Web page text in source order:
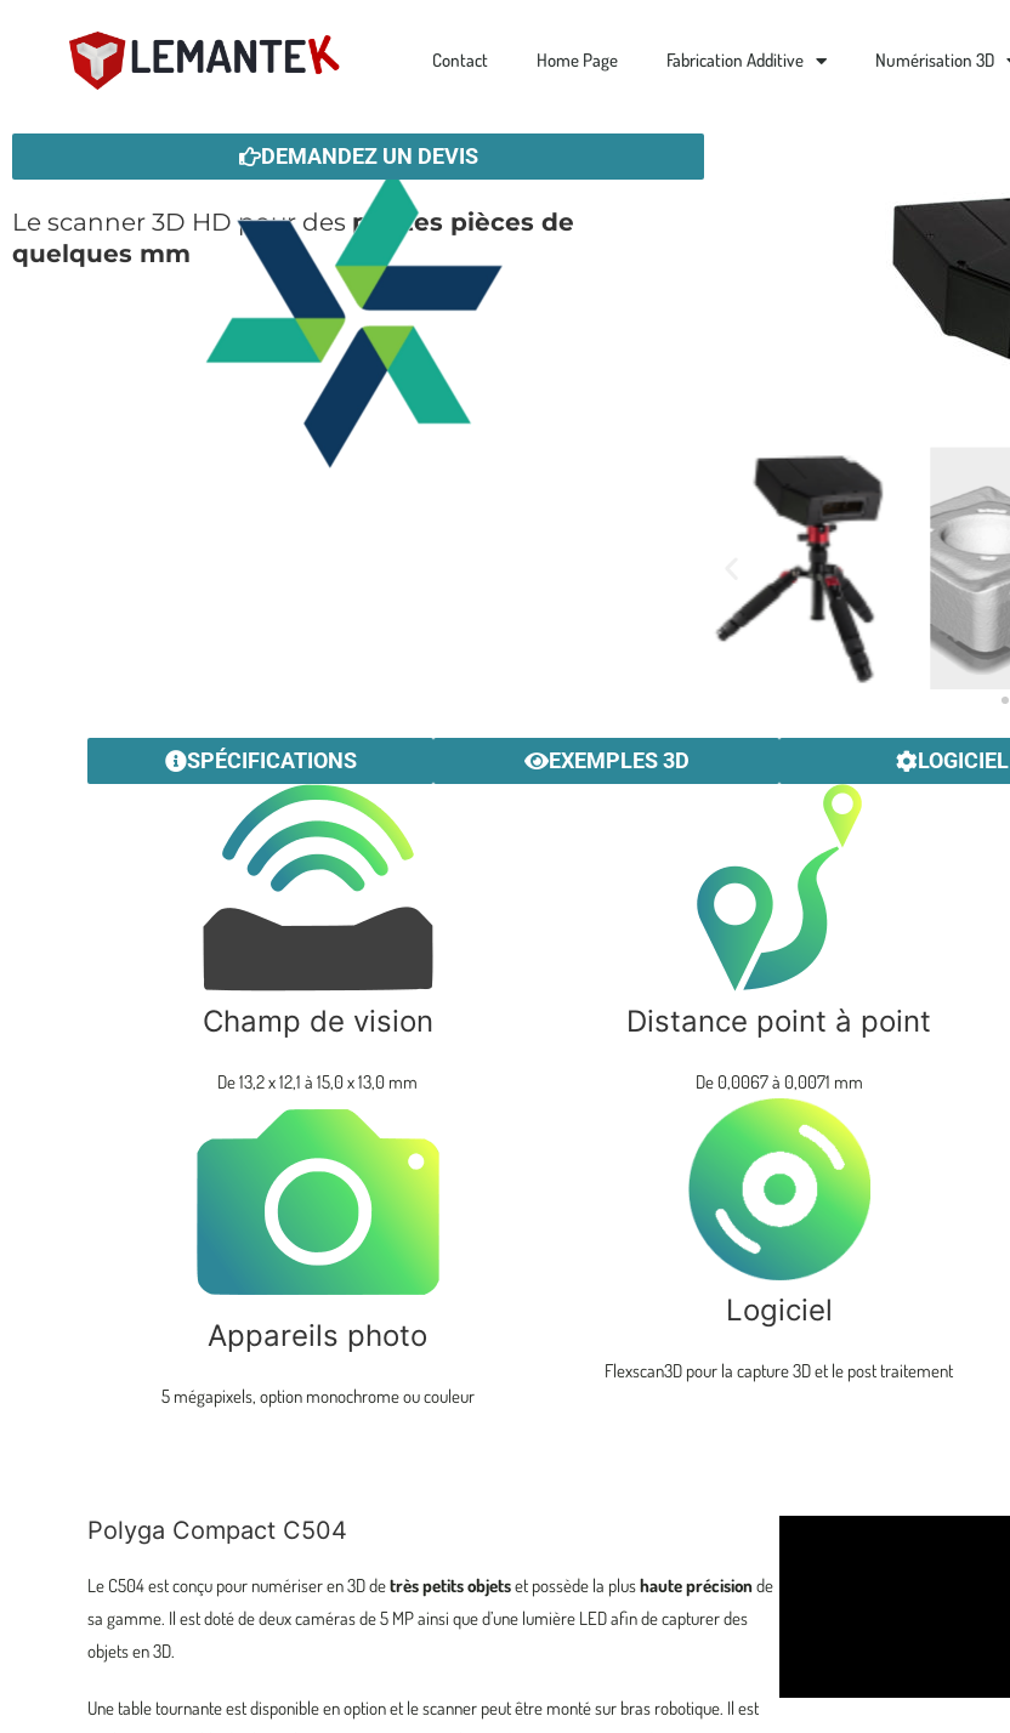
Contact Home Page Fabrication Additive Numérisation 3D
Compact C504
Le scanner 3D HD pour des petites pièces de
quelques mm
DEMANDEZ UN DEVIS
SPÉCIFICATIONS EXEMPLES 3D LOGICIEL
Champ de vision
De 13,2 x 12,1 à 15,0 x 13,0 mm
Distance point à point
De 0,0067 à 0,0071 mm
Appareils photo
5 mégapixels, option monochrome ou couleur
Logiciel
Flexscan3D pour la capture 3D et le post traitement
Polyga Compact C504
Le C504 est conçu pour numériser en 3D detrès petits objetset possède la plushaute précisionde
sa gamme. Il est doté de deux caméras de 5 MP ainsi que d’une lumière LED afin de capturer des
objets en 3D.
Une table tournante est disponible en option et le scanner peut être monté sur bras robotique. Il est